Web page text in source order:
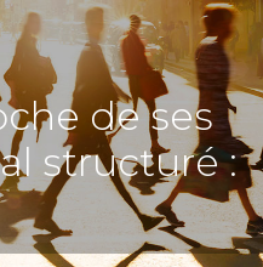
de ses
structuré :